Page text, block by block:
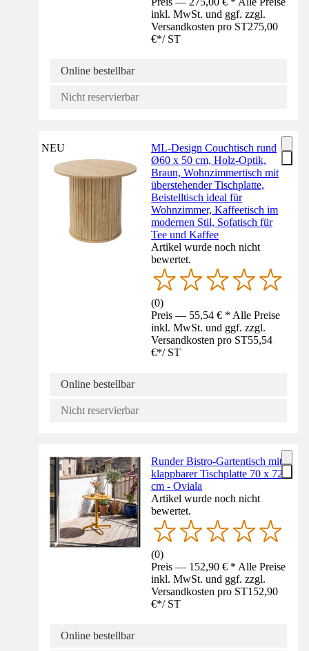
inkl. MwSt. und ggf. zzgl.
Versandkosten pro ST275,00
€*/ ST
Online bestellbar
Nicht reservierbar
NEU
ML-Design Couchtisch rund
Ø60 x 50 cm, Holz-Optik,
Braun, Wohnzimmertisch mit
überstehender Tischplatte,
Beistelltisch ideal für
Wohnzimmer, Kaffeetisch im
modernen Stil, Sofatisch für
Tee und Kaffee
Artikel wurde noch nicht
bewertet.
(0)
Preis — 55,54 € * Alle Preise
inkl. MwSt. und ggf. zzgl.
Versandkosten pro ST55,54
€*/ ST
Online bestellbar
Nicht reservierbar
Runder Bistro-Gartentisch mit
klappbarer Tischplatte 70 x 72
cm - Oviala
Artikel wurde noch nicht
bewertet.
(0)
Preis — 152,90 € * Alle Preise
inkl. MwSt. und ggf. zzgl.
Versandkosten pro ST152,90
€*/ ST
Online bestellbar